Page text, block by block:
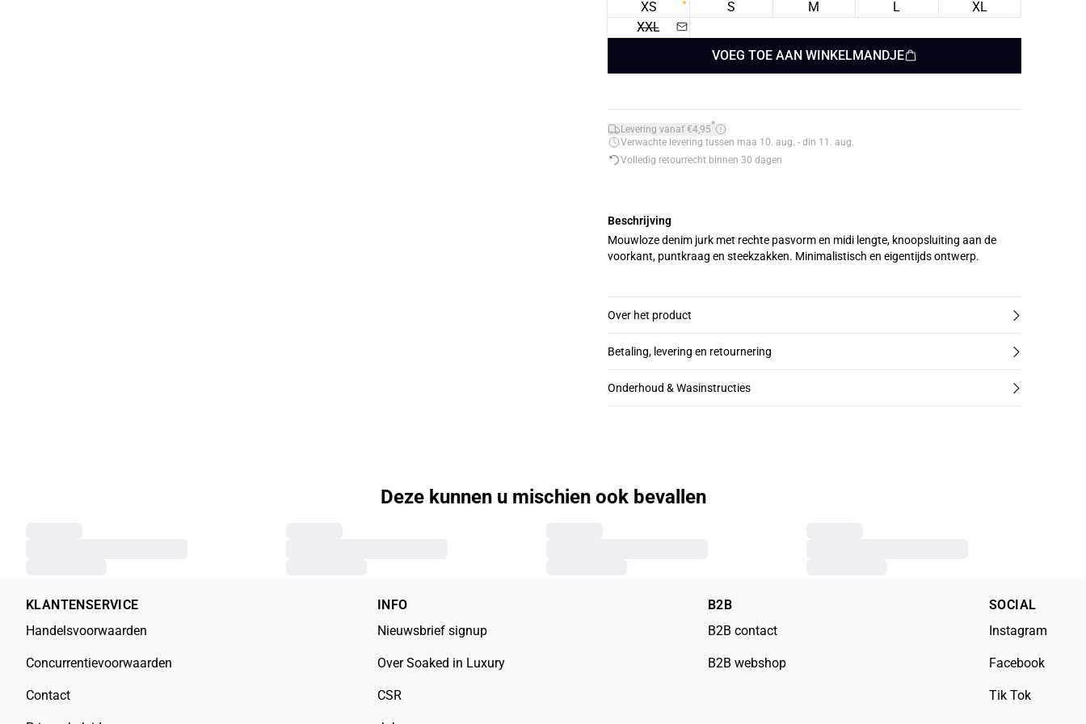
XS S M L
XL
XXL
VOEG TOE AAN WINKELMANDJE
Levering vanaf €4,95*
Verwachte levering tussen maa 10. aug. - din 11. aug.
Volledig retourrecht binnen 30 dagen
Beschrijving
Mouwloze denim jurk met rechte pasvorm en midi lengte, knoopsluiting aan de
voorkant, puntkraag en steekzakken. Minimalistisch en eigentijds ontwerp.
Over het product
Betaling, levering en retournering
Onderhoud & Wasinstructies
Deze kunnen u mischien ook bevallen
KLANTENSERVICE
Handelsvoorwaarden
Concurrentievoorwaarden
Contact
INFO
Nieuwsbrief signup
Over Soaked in Luxury
CSR
B2B
B2B contact
B2B webshop
SOCIAL
Instagram
Facebook
Tik Tok